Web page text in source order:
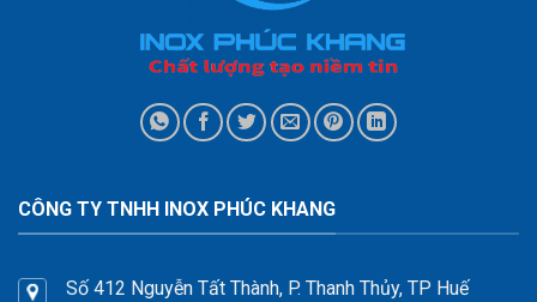
CÔNG TY TNHH INOX PHÚC KHANG
Số 412 Nguyễn Tất Thành, P. Thanh Thủy, TP Huế